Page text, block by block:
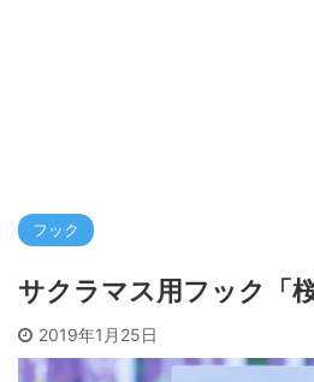
フック
サクラマス用フック「
2019年1月25日